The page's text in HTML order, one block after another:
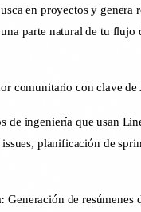
en proyectos y genera
parte natural de tu flujo
comunitario con clave de
de ingeniería que usan
planificación de
Generación de resúmenes